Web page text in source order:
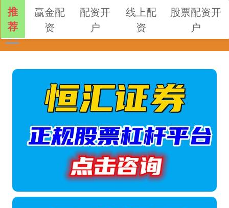
推
荐
赢金配
资
配资开
户
线上配
资
股票配资开
户